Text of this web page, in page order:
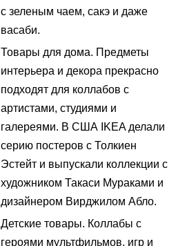
с зеленым чаем, сакэ и даже
васаби.
Товары для дома. Предметы
интерьера и декора прекрасно
подходят для коллабов с
артистами, студиями и
галереями. В США IKEA делали
серию постеров с Толкиен
Эстейт и выпускали коллекции с
художником Такаси Мураками и
дизайнером Вирджилом Абло.
Детские товары. Коллабы с
героями мультфильмов, игр и